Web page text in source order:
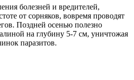
болезней и вредителей,
от сорняков, вовремя проводят
Поздней осенью полезно
на глубину 5-7 см, уничтожая
паразитов.